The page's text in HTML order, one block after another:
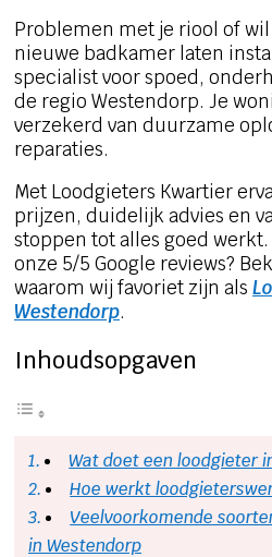
Problemen met je riool of
nieuwe badkamer laten
specialist voor spoed,
de regio Westendorp. Je
verzekerd van duurzame
reparaties.
Met Loodgieters Kwartier
prijzen, duidelijk advies en
stoppen tot alles goed
onze 5/5 Google reviews?
waarom wij favoriet zijn als
Westendorp.
Inhoudsopgaven
Wat doet een loodgieter
Hoe werkt
Veelvoorkomende
in Westendorp